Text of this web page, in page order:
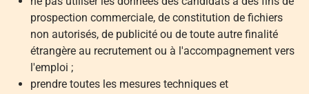
prospection commerciale, de constitution de fichiers
non autorisés, de publicité ou de toute autre finalité
étrangère au recrutement ou à l'accompagnement vers
l'emploi ;
prendre toutes les mesures techniques et